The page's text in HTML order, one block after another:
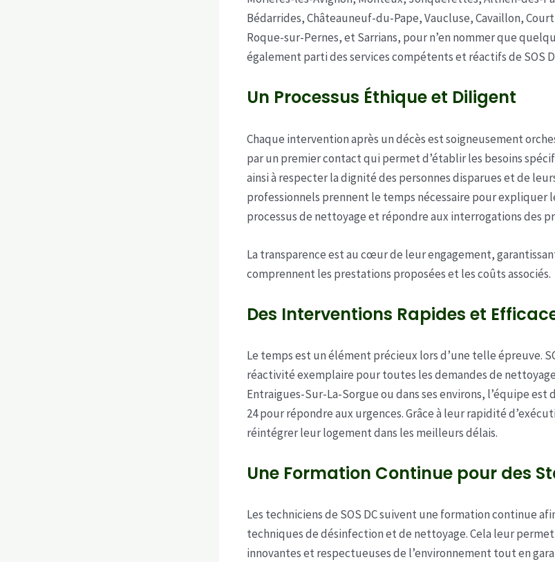
Bédarrides, Châteauneuf-du-Pape, Vaucluse, Cavaillon,
Roque-sur-Pernes, et Sarrians, pour n’en nommer que
également parti des services compétents et réactifs de SOS
Un Processus Éthique et Diligent
Chaque intervention après un décès est soigneusement
par un premier contact qui permet d’établir les besoins
ainsi à respecter la dignité des personnes disparues et de
professionnels prennent le temps nécessaire pour expliquer
processus de nettoyage et répondre aux interrogations des
La transparence est au cœur de leur engagement,
comprennent les prestations proposées et les coûts associés.
Des Interventions Rapides et
Le temps est un élément précieux lors d’une telle épreuve.
réactivité exemplaire pour toutes les demandes de
Entraigues-Sur-La-Sorgue ou dans ses environs, l’équipe est
24 pour répondre aux urgences. Grâce à leur rapidité
réintégrer leur logement dans les meilleurs délais.
Une Formation Continue pour des
Les techniciens de SOS DC suivent une formation continue
techniques de désinfection et de nettoyage. Cela leur
innovantes et respectueuses de l’environnement tout en